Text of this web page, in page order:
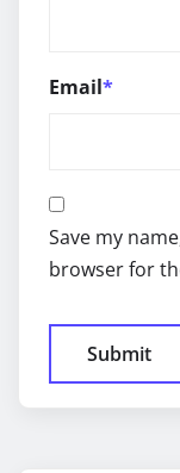
Email*
Save my
browser for